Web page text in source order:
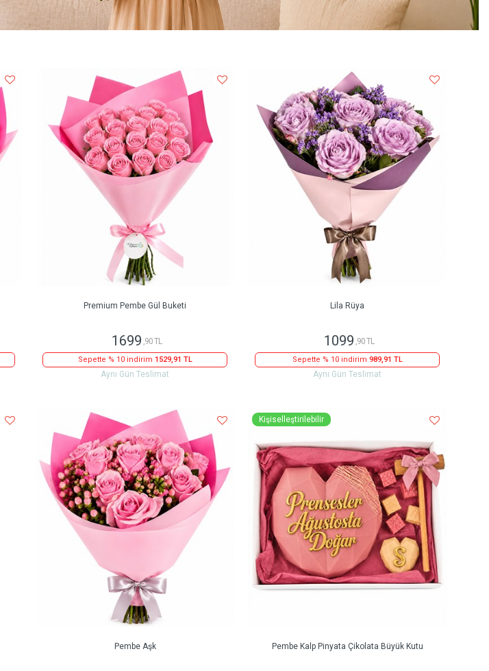
Premium Pembe Gül Buketi
1699 ,90 TL
Sepette % 10 indirim 1529,91 TL
Aynı Gün Teslimat
Lila Rüya
1099 ,90 TL
Sepette % 10 indirim 989,91 TL
Aynı Gün Teslimat
Pembe Aşk
Kişiselleştirilebilir
Pembe Kalp Pinyata Çikolata Büyük Kutu